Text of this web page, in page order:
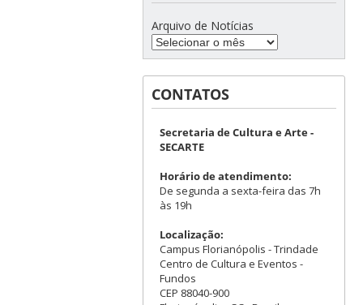
Arquivo de Notícias
CONTATOS
Secretaria de Cultura e Arte -
SECARTE
Horário de atendimento:
De segunda a sexta-feira das 7h
às 19h
Localização:
Campus Florianópolis - Trindade
Centro de Cultura e Eventos -
Fundos
CEP 88040-900